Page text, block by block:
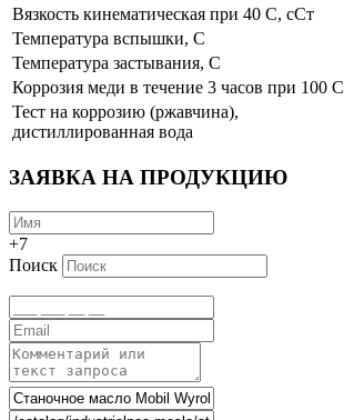
Вязкость кинематическая при 40 С, сСт
Температура вспышки, С
Температура застывания, С
Коррозия меди в течение 3 часов при 100 С
Тест на коррозию (ржавчина),
дистиллированная вода
ЗАЯВКА НА ПРОДУКЦИЮ
+7
Поиск